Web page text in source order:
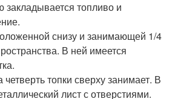
закладывается топливо и
снизу и занимающей 1/4
В ней имеется
топки сверху занимает. В
лист с отверстиями.